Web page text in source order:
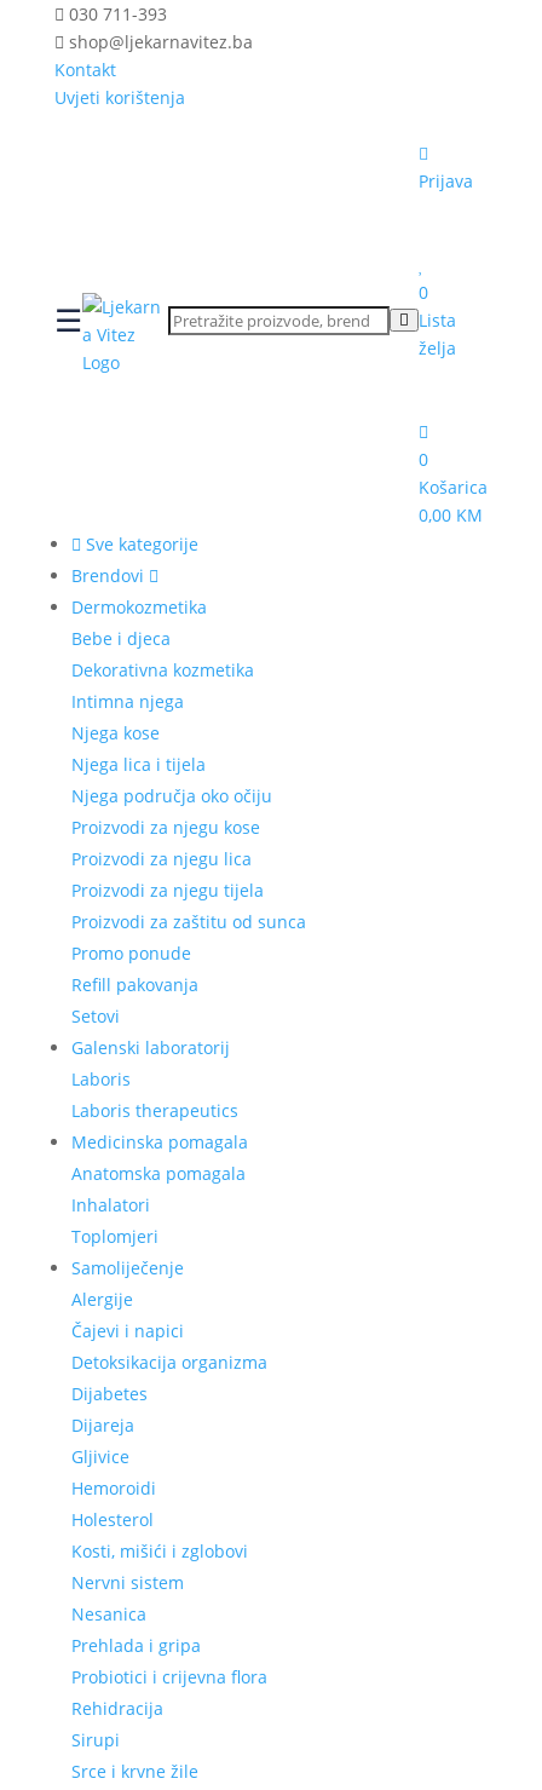
030 711-393
shop@ljekarnavitez.ba
Kontakt
Uvjeti korištenja
☰
Prijava
0
Lista
želja
0
Košarica
0,00 KM
Sve kategorije
Brendovi
Dermokozmetika
Bebe i djeca
Dekorativna kozmetika
Intimna njega
Njega kose
Njega lica i tijela
Njega područja oko očiju
Proizvodi za njegu kose
Proizvodi za njegu lica
Proizvodi za njegu tijela
Proizvodi za zaštitu od sunca
Promo ponude
Refill pakovanja
Setovi
Galenski laboratorij
Laboris
Laboris therapeutics
Medicinska pomagala
Anatomska pomagala
Inhalatori
Toplomjeri
Samoliječenje
Alergije
Čajevi i napici
Detoksikacija organizma
Dijabetes
Dijareja
Gljivice
Hemoroidi
Holesterol
Kosti, mišići i zglobovi
Nervni sistem
Nesanica
Prehlada i gripa
Probiotici i crijevna flora
Rehidracija
Sirupi
Srce i krvne žile